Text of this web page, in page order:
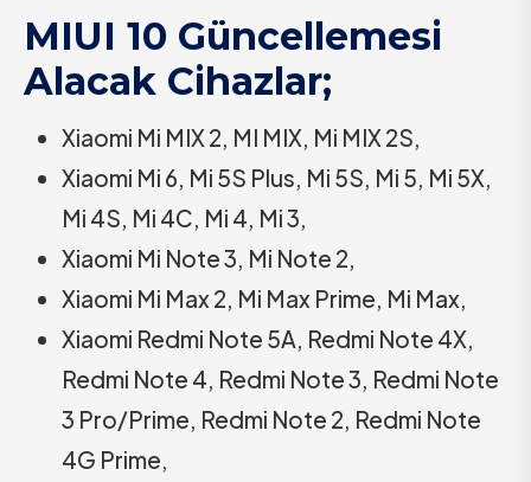
MIUI 10 Güncellemesi
Alacak Cihazlar;
Xiaomi Mi MIX 2, MI MIX, Mi MIX 2S,
Xiaomi Mi 6, Mi 5S Plus, Mi 5S, Mi 5, Mi 5X,
Mi 4S, Mi 4C, Mi 4, Mi 3,
Xiaomi Mi Note 3, Mi Note 2,
Xiaomi Mi Max 2, Mi Max Prime, Mi Max,
Xiaomi Redmi Note 5A, Redmi Note 4X,
Redmi Note 4, Redmi Note 3, Redmi Note
3 Pro/Prime, Redmi Note 2, Redmi Note
4G Prime,